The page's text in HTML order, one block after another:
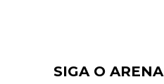
SIGA O ARENA